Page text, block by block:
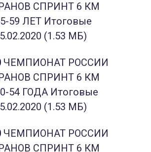
СПРИНТ 6 КМ
ЛЕТ Итоговые
(1.53 МБ)
ЧЕМПИОНАТ РОССИИ
СПРИНТ 6 КМ
ГОДА Итоговые
(1.53 МБ)
ЧЕМПИОНАТ РОССИИ
СПРИНТ 6 КМ